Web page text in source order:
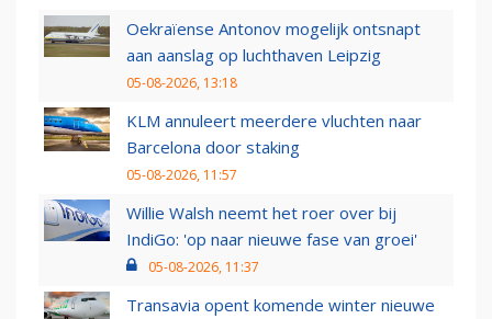
Oekraïense Antonov mogelijk ontsnapt
aan aanslag op luchthaven Leipzig
05-08-2026, 13:18
KLM annuleert meerdere vluchten naar
Barcelona door staking
05-08-2026, 11:57
Willie Walsh neemt het roer over bij
IndiGo: 'op naar nieuwe fase van groei'
05-08-2026, 11:37
Transavia opent komende winter nieuwe